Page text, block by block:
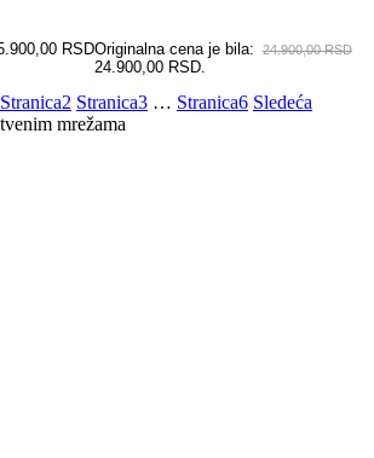
24.900,00RSD
Originalna cena je bila:
24.900,00 RSD.
RSD
Stranica2 Stranica3 … Stranica6 Sledeća
mrežama